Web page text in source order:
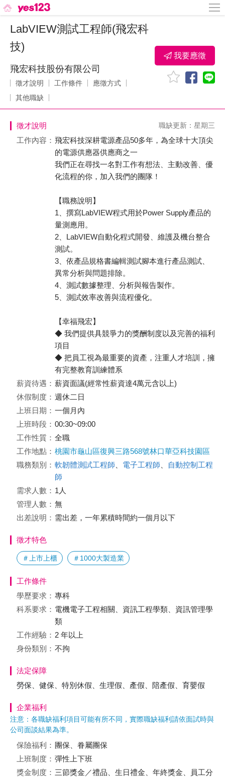
LabVIEW測試工程師(飛宏科
技)
飛宏科技股份有限公司
徵才說明 工作條件
應徵方式
其他職缺
我要應徵
徵才說明 職缺更新：星期三
工作內容： 飛宏科技深耕電源產品50多年，為全球十大頂尖
的電源供應器供應商之一
我們正在尋找一名對工作有想法、主動改善、優
化流程的你，加入我們的團隊！
【職務說明】
1、撰寫LabVIEW程式用於Power Supply產品的
量測應用。
2、LabVIEW自動化程式開發、維護及機台整合
測試。
3、依產品規格書編輯測試腳本進行產品測試、
異常分析與問題排除。
4、測試數據整理、分析與報告製作。
5、測試效率改善與流程優化。
【幸福飛宏】
◆ 我們提供具競爭力的獎酬制度以及完善的福利
項目
◆ 把員工視為最重要的資產，注重人才培訓，擁
有完整教育訓練體系
薪資待遇： 薪資面議(經常性薪資達4萬元含以上)
休假制度： 週休二日
上班日期： 一個月內
上班時段： 00:30~09:00
工作性質： 全職
工作地點： 桃園市龜山區復興三路568號林口華亞科技園區
職務類別： 軟韌體測試工程師 電子工程師
自動控制工程
師
需求人數： 1人
管理人數： 無
出差說明： 需出差，一年累積時間約一個月以下
徵才特色
＃上市上櫃 ＃1000大製造業
工作條件
學歷要求： 專科
科系要求： 電機電子工程相關、資訊工程學類、資訊管理學
類
工作經驗： 2 年以上
身份類別： 不拘
法定保障
勞保、健保、特別休假、生理假、產假、陪產假、育嬰假
企業福利
注意：各職缺福利項目可能有所不同，實際職缺福利請依面試時與
公司面談結果為準。
保險福利： 團保、眷屬團保
上班制度： 彈性上下班
獎金制度： 三節獎金／禮品、生日禮金、年終獎金、員工分